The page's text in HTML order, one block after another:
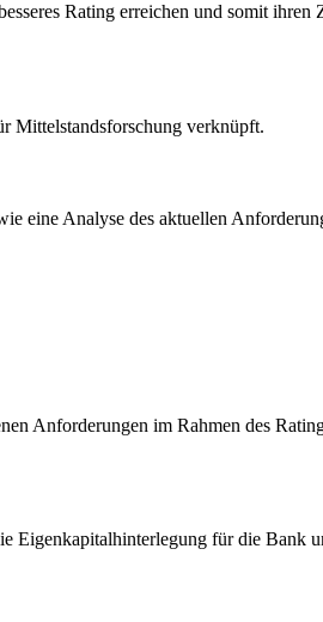
Rating erreichen und somit ihren
Mittelstandsforschung verknüpft.
eine Analyse des aktuellen
Anforderungen im Rahmen des
Eigenkapitalhinterlegung für die Bank